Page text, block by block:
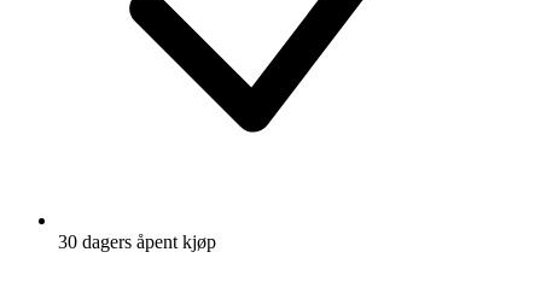
30 dagers åpent kjøp